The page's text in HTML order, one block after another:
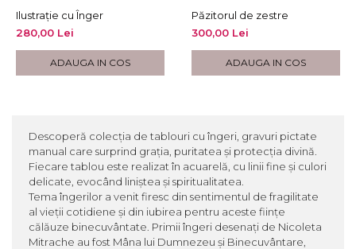
Ilustrație cu Înger
280,00 Lei
ADAUGA IN COS
Păzitorul de zestre
300,00 Lei
ADAUGA IN COS
Descoperă colecția de tablouri cu îngeri, gravuri pictate
manual care surprind grația, puritatea și protecția divină.
Fiecare tablou este realizat în acuarelă, cu linii fine și culori
delicate, evocând liniștea și spiritualitatea.
Tema îngerilor a venit firesc din sentimentul de fragilitate
al vieții cotidiene și din iubirea pentru aceste ființe
călăuze binecuvântate. Primii îngeri desenați de Nicoleta
Mitrache au fost Mâna lui Dumnezeu și Binecuvântare,